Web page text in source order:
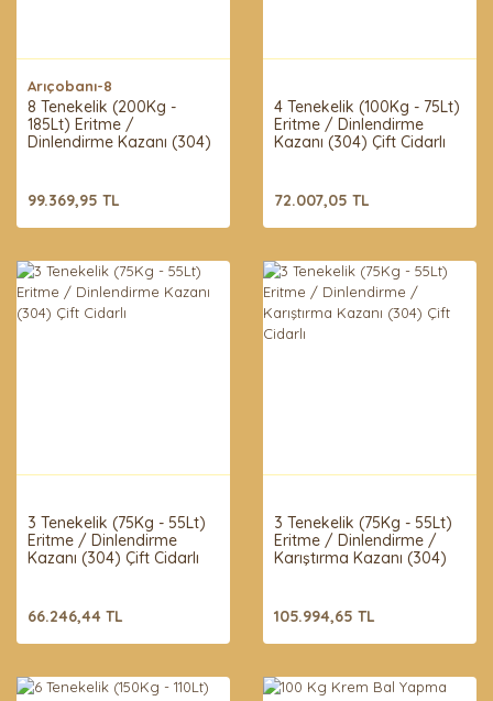
Arıçobanı-8
8 Tenekelik (200Kg -
185Lt) Eritme /
Dinlendirme Kazanı (304)
99.369,95 TL
4 Tenekelik (100Kg - 75Lt)
Eritme / Dinlendirme
Kazanı (304) Çift Cidarlı
72.007,05 TL
3 Tenekelik (75Kg - 55Lt)
Eritme / Dinlendirme
Kazanı (304) Çift Cidarlı
66.246,44 TL
3 Tenekelik (75Kg - 55Lt)
Eritme / Dinlendirme /
Karıştırma Kazanı (304)
105.994,65 TL